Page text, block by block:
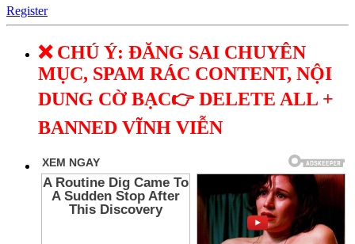
Register
❌ CHÚ Ý: ĐĂNG SAI CHUYÊN
MỤC, SPAM RÁC CONTENT, NỘI
DUNG CỜ BẠC👉 DELETE ALL +
BANNED VĨNH VIỄN